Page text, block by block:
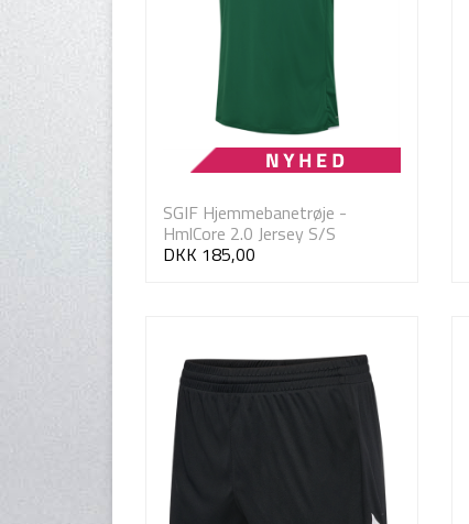
SGIF Hjemmebanetrøje -
HmlCore 2.0 Jersey S/S
DKK 185,00